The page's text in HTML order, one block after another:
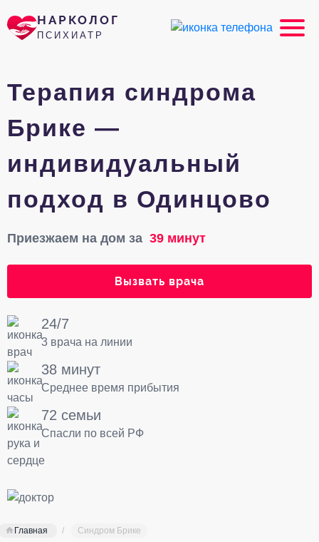
НАРКОЛОГ
ПСИХИАТР
Терапия синдрома
Брике —
индивидуальный
подход в Одинцово
Приезжаем на дом за 39 минут
Вызвать врача
24/7
3 врача на линии
38 минут
Среднее время прибытия
72 семьи
Спасли по всей РФ
Главная Синдром Брике